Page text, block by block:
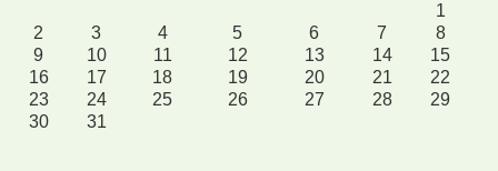
1
2
3 4 5 6 7
8
9
10 11 12 13 14
15
16
17 18 19 20 21
22
23
24 25 26 27 28
29
30
31